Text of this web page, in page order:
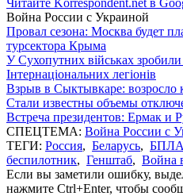
Война России с Украиной
Провал сезона: Москва будет
турсектора Крыма
У Сухопутних військах зробили
Інтернаціональних легіонів
Взрыв в Сыктывкаре: возросло
Стали известны объемы
Встреча президентов: Ермак и
СПЕЦТЕМА: Война России с
ТЕГИ: Россия, Беларусь, БПЛА
беспилотник, Генштаб, Война
Если вы заметили ошибку,
нажмите Ctrl+Enter, чтобы